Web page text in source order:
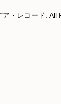
・レコード. All